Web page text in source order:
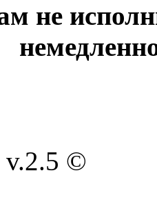
не
v.2.5 ©